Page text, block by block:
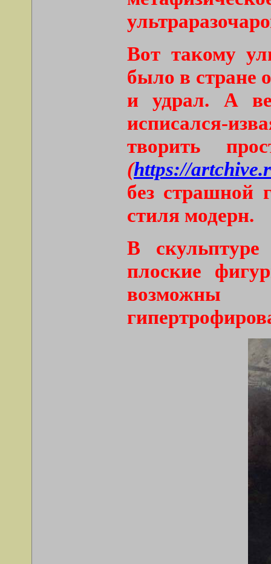
Вот такому
было в стране
и удрал. А
исписался-
творить
(https://
без страшной
стиля модерн.
В
плоские